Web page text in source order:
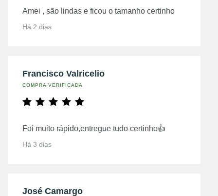
Amei , são lindas e ficou o tamanho certinho
Há 2 dias
Francisco Valricelio
COMPRA VERIFICADA
Foi muito rápido,entregue tudo certinho👍
Há 3 dias
José Camargo